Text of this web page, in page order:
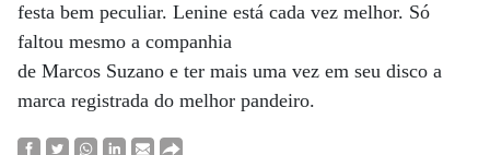
festa bem peculiar. Lenine está cada vez melhor. Só
faltou mesmo a companhia
de Marcos Suzano e ter mais uma vez em seu disco a
marca registrada do melhor pandeiro.